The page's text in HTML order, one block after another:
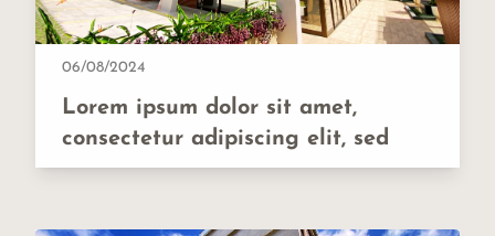
06/08/2024
Lorem ipsum dolor sit amet,
consectetur adipiscing elit, sed